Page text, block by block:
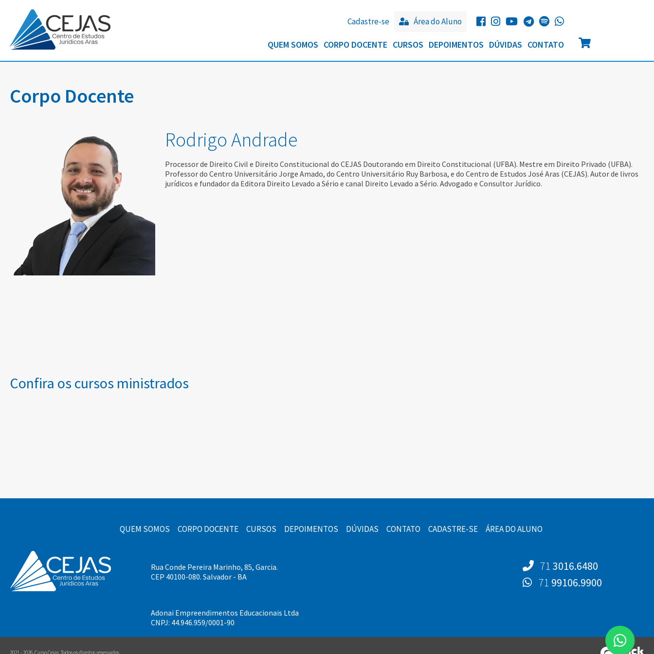
Cadastre-se Área do Aluno
QUEM SOMOS CORPO DOCENTE CURSOS DEPOIMENTOS DÚVIDAS CONTATO
Corpo Docente
Rodrigo Andrade
Processor de Direito Civil e Direito Constitucional do CEJAS Doutorando em Direito Constitucional (UFBA). Mestre em Direito Privado (UFBA).
Professor do Centro Universitário Jorge Amado, do Centro Universitário Ruy Barbosa, e do Centro de Estudos José Aras (CEJAS). Autor de livros
jurídicos e fundador da Editora Direito Levado a Sério e canal Direito Levado a Sério. Advogado e Consultor Jurídico.
Confira os cursos ministrados
QUEM SOMOS CORPO DOCENTE CURSOS DEPOIMENTOS DÚVIDAS CONTATO CADASTRE-SE ÁREA DO ALUNO
Rua Conde Pereira Marinho, 85, Garcia.
CEP 40100-080. Salvador - BA
71 3016.6480
71 99106.9900
Adonai Empreendimentos Educacionais Ltda
CNPJ: 44.946.959/0001-90
2021 - 2026. Curso Cejas. Todos os direitos reservados.